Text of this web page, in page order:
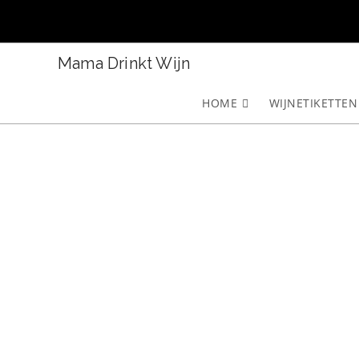
Mama Drinkt Wijn
HOME WIJNETIKETTEN